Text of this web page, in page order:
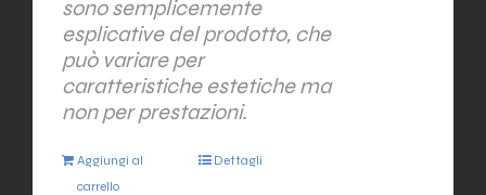
sono semplicemente
esplicative del prodotto, che
può variare per
caratteristiche estetiche ma
non per prestazioni.
Aggiungi al
carrello
Dettagli